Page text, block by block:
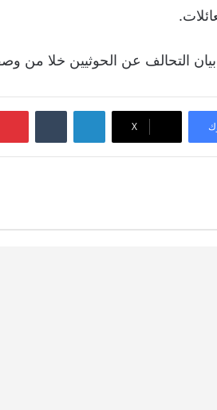
بيان التحالف عن الحوثيين خلا من
‫X
لينكدإن